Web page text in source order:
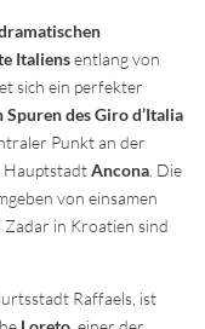
Italiensentlang von
sich ein perfekter
Spuren des Giro d’Italia
Punkt an der
HauptstadtAncona . Die
von einsamen
Zadar in Kroatien sind
Raffaels, ist